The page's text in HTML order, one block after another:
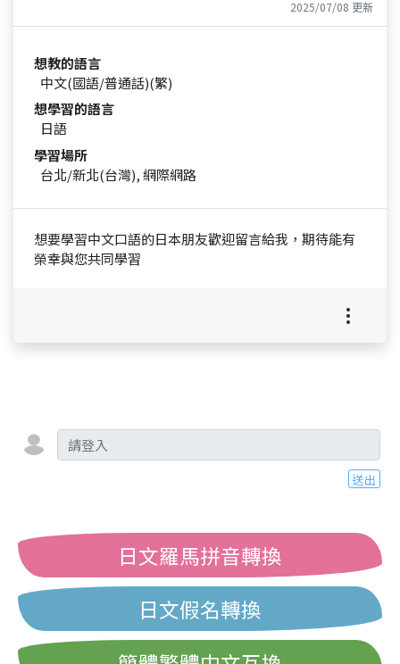
2025/07/08 更新
想教的語言
中文(國語/普通話)(繁)
想學習的語言
日語
學習場所
台北/新北(台灣), 網際網路
想要學習中文口語的日本朋友歡迎留言給我，期待能有
榮幸與您共同學習
送出
日文羅馬拼音轉換
日文假名轉換